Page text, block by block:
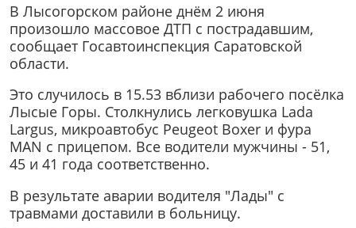
В Лысогорском районе днём 2 июня
произошло массовое ДТП с пострадавшим,
сообщает Госавтоинспекция Саратовской
области.
Это случилось в 15.53 вблизи рабочего посёлка
Лысые Горы. Столкнулись легковушка Lada
Largus, микроавтобус Peugeot Boxer и фура
MAN с прицепом. Все водители мужчины - 51,
45 и 41 года соответственно.
В результате аварии водителя "Лады" с
травмами доставили в больницу.